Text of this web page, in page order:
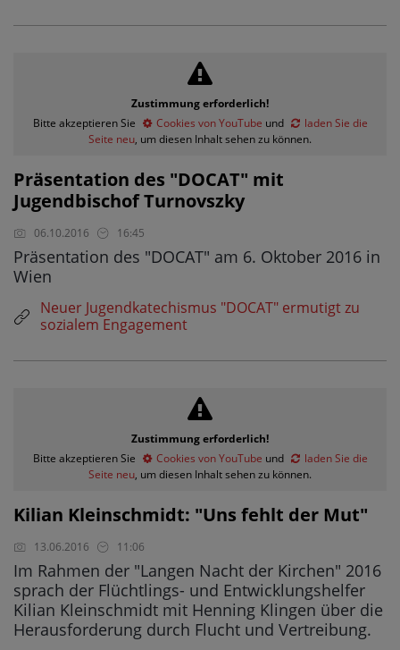
Zustimmung erforderlich!
Bitte akzeptieren Sie
Cookies von YouTube und
laden Sie die
Seite neu, um diesen Inhalt sehen zu können.
Präsentation des "DOCAT" mit
Jugendbischof Turnovszky
06.10.2016 16:45
Präsentation des "DOCAT" am 6. Oktober 2016 in
Wien
Neuer Jugendkatechismus "DOCAT" ermutigt zu
sozialem Engagement
Zustimmung erforderlich!
Bitte akzeptieren Sie
Cookies von YouTube und
laden Sie die
Seite neu, um diesen Inhalt sehen zu können.
Kilian Kleinschmidt: "Uns fehlt der Mut"
13.06.2016 11:06
Im Rahmen der "Langen Nacht der Kirchen" 2016
sprach der Flüchtlings- und Entwicklungshelfer
Kilian Kleinschmidt mit Henning Klingen über die
Herausforderung durch Flucht und Vertreibung.